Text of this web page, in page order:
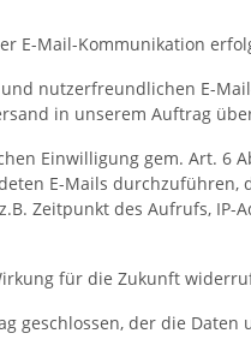
Mail-Kommunikation
nutzerfreundlichen E-
in unserem Auftrag
Einwilligung gem. Art. 6
E-Mails
Zeitpunkt des Aufrufs,
für die Zukunft
geschlossen, der die